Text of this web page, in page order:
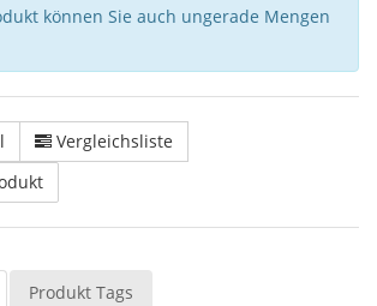
können Sie auch ungerade Mengen
Vergleichsliste
Produkt Tags